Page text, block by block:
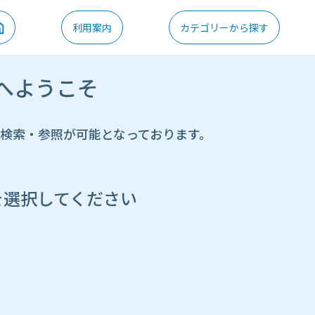
利用案内 カテゴリーから探す
ようこそ
・参照が可能となっております。
択してください